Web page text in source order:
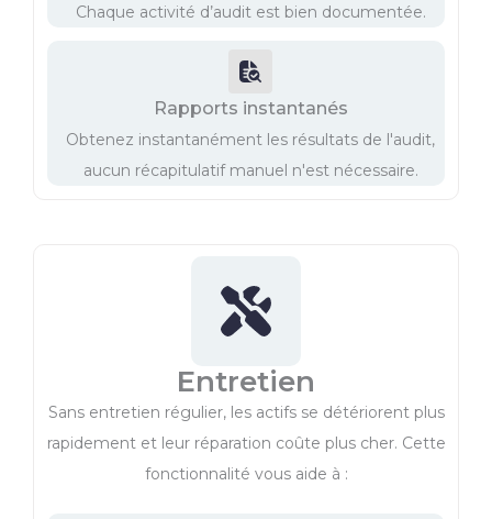
Chaque activité d’audit est bien documentée.
Rapports instantanés
Obtenez instantanément les résultats de l'audit,
aucun récapitulatif manuel n'est nécessaire.
Entretien
Sans entretien régulier, les actifs se détériorent plus
rapidement et leur réparation coûte plus cher. Cette
fonctionnalité vous aide à :